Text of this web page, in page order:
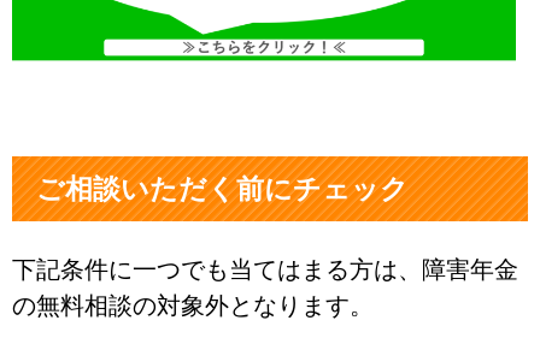
ご相談いただく前にチェック
下記条件に一つでも当てはまる方は、障害年金
の無料相談の対象外となります。